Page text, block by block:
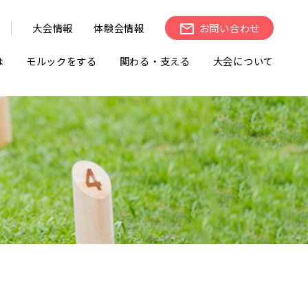
大会情報 体験会情報 お問い合わせ
モルックをする 関わる・支える 大会について